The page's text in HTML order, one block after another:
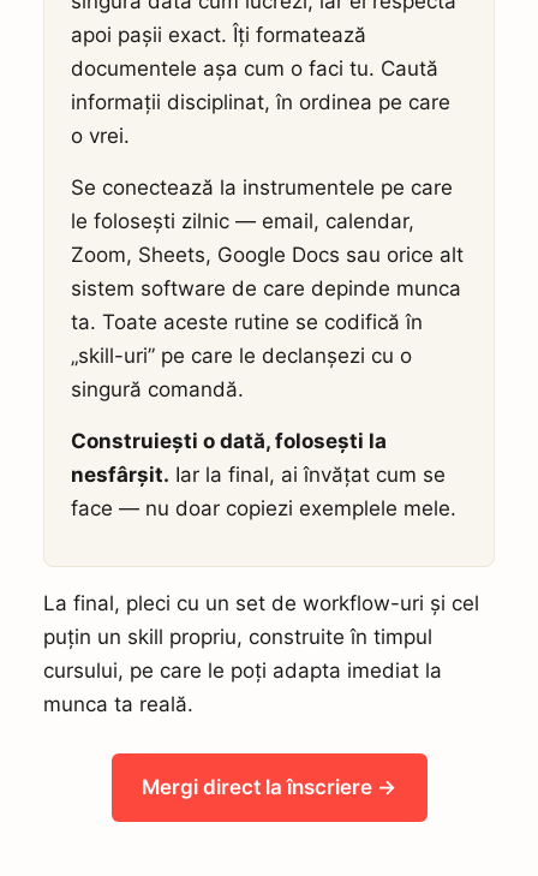
apoi pașii exact. Îți formatează
documentele așa cum o faci tu. Caută
informații disciplinat, în ordinea pe care
o vrei.
Se conectează la instrumentele pe care
le folosești zilnic — email, calendar,
Zoom, Sheets, Google Docs sau orice alt
sistem software de care depinde munca
ta. Toate aceste rutine se codifică în
„skill-uri” pe care le declanșezi cu o
singură comandă.
Construiești o dată, folosești la
nesfârșit. Iar la final, ai învățat cum se
face — nu doar copiezi exemplele mele.
La final, pleci cu un set de workflow-uri și cel
puțin un skill propriu, construite în timpul
cursului, pe care le poți adapta imediat la
munca ta reală.
Mergi direct la înscriere →